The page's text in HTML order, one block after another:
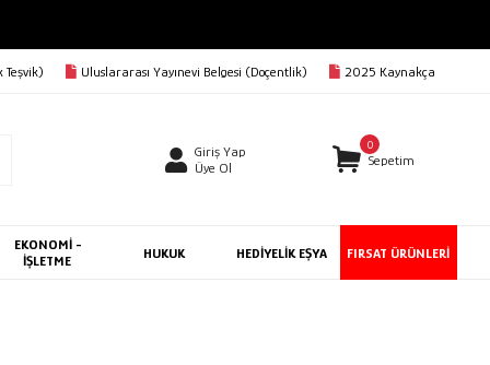
Teşvik) Uluslararası Yayınevi Belgesi (Doçentlik) 2025 Kaynakça
Giriş Yap
Üye Ol
0
Sepetim
EKONOMİ -
İŞLETME
HUKUK HEDİYELİK EŞYA FIRSAT ÜRÜNLERİ